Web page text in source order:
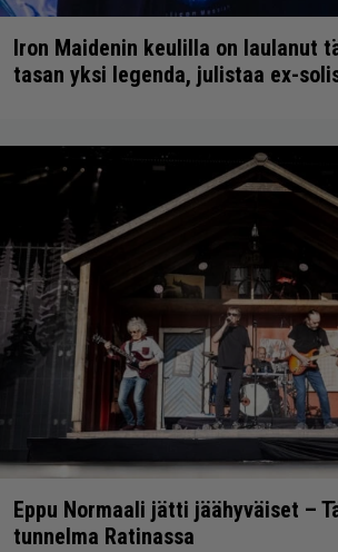
Iron Maidenin keulilla on laulanut
tasan yksi legenda, julistaa ex-
Eppu Normaali jätti jäähyväiset –
tunnelma Ratinassa